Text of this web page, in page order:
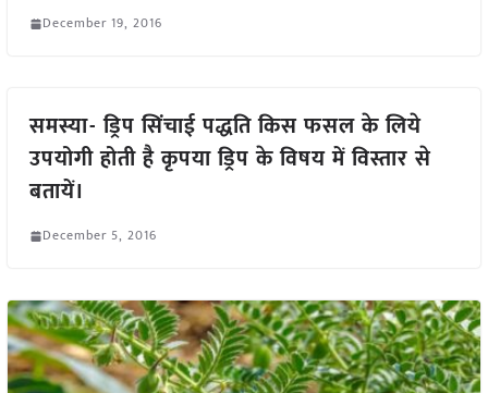
December 19, 2016
समस्या- ड्रिप सिंचाई पद्धति किस फसल के लिये
उपयोगी होती है कृपया ड्रिप के विषय में विस्तार से
बतायें।
December 5, 2016